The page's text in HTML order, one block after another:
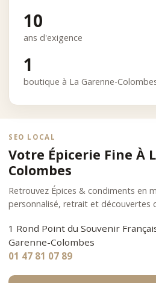
10
ans d'exigence
1
boutique à La Garenne-
SEO LOCAL
Votre Épicerie Fine À
Colombes
Retrouvez Épices & condiments en
personnalisé, retrait et découvertes
1 Rond Point du Souvenir
Garenne-Colombes
01 47 81 07 89